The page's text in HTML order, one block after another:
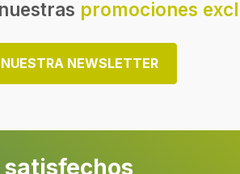
promociones
NEWSLETTER